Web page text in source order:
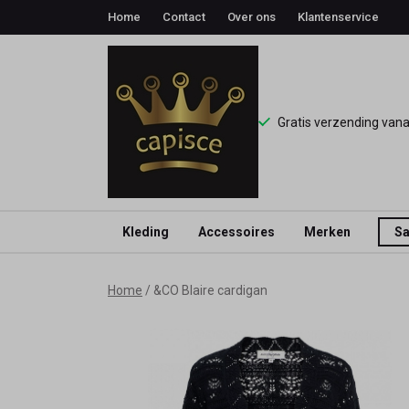
Home Contact Over ons Klantenservice
Gratis verzending
Kleding Accessoires Merken
Home &CO Blaire cardigan